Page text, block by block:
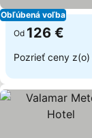
Obľúbená voľba
Od 126 €
Pozrieť ceny z(o)